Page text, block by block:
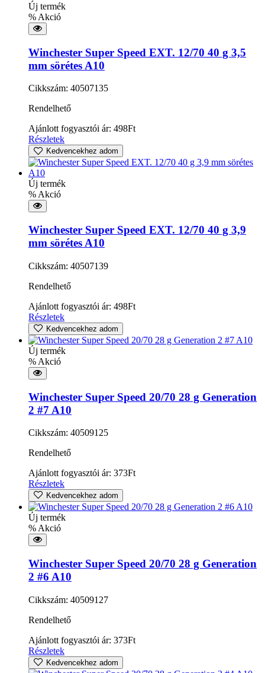
Új termék
% Akció
Winchester Super Speed EXT. 12/70 40 g 3,5
mm sörétes A10
Cikkszám: 40507135
Rendelhető
Ajánlott fogyasztói ár: 498Ft
Részletek
Kedvencekhez adom
Új termék
% Akció
Winchester Super Speed EXT. 12/70 40 g 3,9
mm sörétes A10
Cikkszám: 40507139
Rendelhető
Ajánlott fogyasztói ár: 498Ft
Részletek
Kedvencekhez adom
Új termék
% Akció
Winchester Super Speed 20/70 28 g Generation
2 #7 A10
Cikkszám: 40509125
Rendelhető
Ajánlott fogyasztói ár: 373Ft
Részletek
Kedvencekhez adom
Új termék
% Akció
Winchester Super Speed 20/70 28 g Generation
2 #6 A10
Cikkszám: 40509127
Rendelhető
Ajánlott fogyasztói ár: 373Ft
Részletek
Kedvencekhez adom